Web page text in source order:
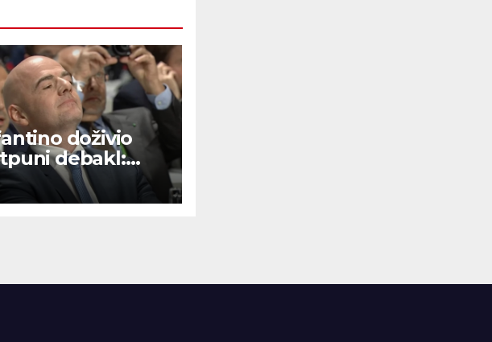
doživio
debakl:
na bojkot su
– nema